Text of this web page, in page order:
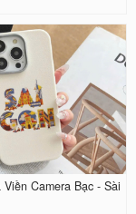
Camera Bạc - Sài